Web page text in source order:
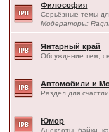
Философия
Серьёзные темы
Модераторы:
Янтарный край
Обсуждение тем,
Автомобили и
Раздел для
Юмор
Анекдоты, байки,